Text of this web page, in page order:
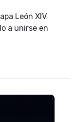
León XIV
a unirse en